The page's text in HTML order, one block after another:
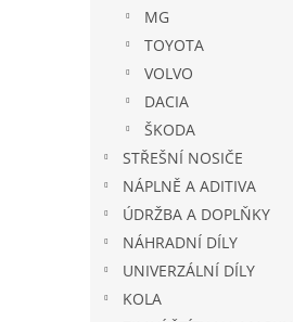
MG
TOYOTA
VOLVO
DACIA
ŠKODA
STŘEŠNÍ NOSIČE
NÁPLNĚ A ADITIVA
ÚDRŽBA A DOPLŇKY
NÁHRADNÍ DÍLY
UNIVERZÁLNÍ DÍLY
KOLA